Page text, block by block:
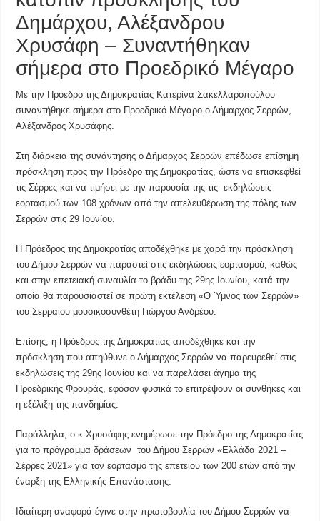
Δημάρχου, Αλέξανδρου
Χρυσάφη – Συναντήθηκαν
σήμερα στο Προεδρικό Μέγαρο
Με την Πρόεδρο της Δημοκρατίας Κατερίνα Σακελλαροπούλου
συναντήθηκε σήμερα στο Προεδρικό Μέγαρο ο Δήμαρχος Σερρών,
Αλέξανδρος Χρυσάφης.
Στη διάρκεια της συνάντησης ο Δήμαρχος Σερρών επέδωσε επίσημη
πρόσκληση προς την Πρόεδρο της Δημοκρατίας, ώστε να επισκεφθεί
τις Σέρρες και να τιμήσει με την παρουσία της τις εκδηλώσεις
εορτασμού των 108 χρόνων από την απελευθέρωση της πόλης των
Σερρών στις 29 Ιουνίου.
Η Πρόεδρος της Δημοκρατίας αποδέχθηκε με χαρά την πρόσκληση
του Δήμου Σερρών να παραστεί στις εκδηλώσεις εορτασμού, καθώς
και στην επετειακή συναυλία το βράδυ της 29ης Ιουνίου, κατά την
οποία θα παρουσιαστεί σε πρώτη εκτέλεση «Ο Ύμνος των Σερρών»
του Σερραίου μουσικοσυνθέτη Γιώργου Ανδρέου.
Επίσης, η Πρόεδρος της Δημοκρατίας αποδέχθηκε και την
πρόσκληση που απηύθυνε ο Δήμαρχος Σερρών να παρευρεθεί στις
εκδηλώσεις της 29ης Ιουνίου και να παρελάσει άγημα της
Προεδρικής Φρουράς, εφόσον φυσικά το επιτρέψουν οι συνθήκες και
η εξέλιξη της πανδημίας.
Παράλληλα, ο κ.Χρυσάφης ενημέρωσε την Πρόεδρο της Δημοκρατίας
για το πρόγραμμα δράσεων του Δήμου Σερρών «Ελλάδα 2021 –
Σέρρες 2021» για τον εορτασμό της επετείου των 200 ετών από την
έναρξη της Ελληνικής Επανάστασης.
Ιδιαίτερη αναφορά έγινε στην πρωτοβουλία του Δήμου Σερρών να